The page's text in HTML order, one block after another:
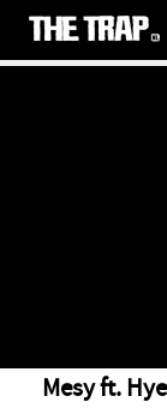
Mesy ft.